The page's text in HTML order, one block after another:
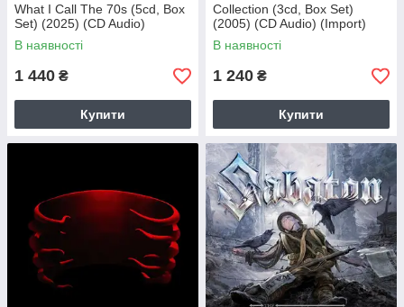
What I Call The 70s (5cd, Box
Set) (2025) (CD Audio)
(Import)
В наявності
1 440 ₴
Купити
Collection (3cd, Box Set)
(2005) (CD Audio) (Import)
В наявності
1 240 ₴
Купити